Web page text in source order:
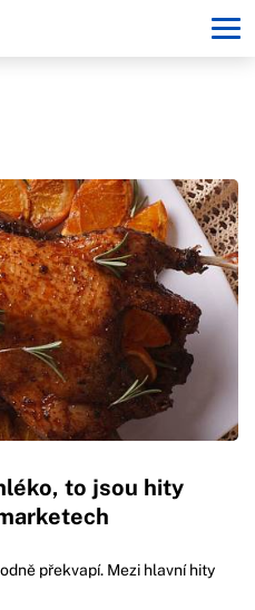
to jsou hity
překvapí. Mezi hlavní hity